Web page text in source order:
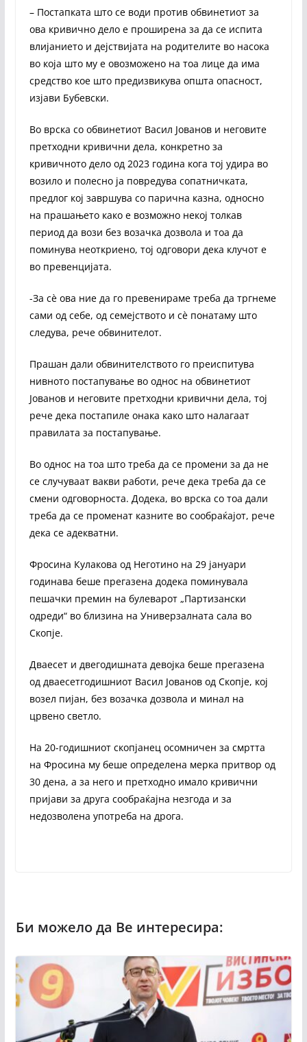
– Постапката што се води против обвинетиот за
ова кривично дело е проширена за да се испита
влијанието и дејствијата на родителите во насока
во која што му е овозможено на тоа лице да има
средство кое што предизвикува општа опасност,
изјави Бубевски.
Во врска со обвинетиот Васил Јованов и неговите
претходни кривични дела, конкретно за
кривичното дело од 2023 година кога тој удира во
возило и полесно ја повредува сопатничката,
предлог кој завршува со парична казна, односно
на прашањето како е возможно некој толкав
период да вози без возачка дозвола и тоа да
поминува неоткриено, тој одговори дека клучот е
во превенцијата.
-За сѐ ова ние да го превенираме треба да тргнеме
сами од себе, од семејството и сѐ понатаму што
следува, рече обвинителот.
Прашан дали обвинителството го преиспитува
нивното постапување во однос на обвинетиот
Јованов и неговите претходни кривични дела, тој
рече дека постапиле онака како што налагаат
правилата за постапување.
Во однос на тоа што треба да се промени за да не
се случуваат вакви работи, рече дека треба да се
смени одговорноста. Додека, во врска со тоа дали
треба да се променат казните во сообраќајот, рече
дека се адекватни.
Фросина Кулакова од Неготино на 29 јануари
годинава беше прегазена додека поминувала
пешачки премин на булеварот „Партизански
одреди“ во близина на Универзалната сала во
Скопје.
Дваесет и двегодишната девојка беше прегазена
од дваесетгодишниот Васил Јованов од Скопје, кој
возел пијан, без возачка дозвола и минал на
црвено светло.
На 20-годишниот скопјанец осомничен за смртта
на Фросина му беше определена мерка притвор од
30 дена, а за него и претходно имало кривични
пријави за друга сообраќајна незгода и за
недозволена употреба на дрога.